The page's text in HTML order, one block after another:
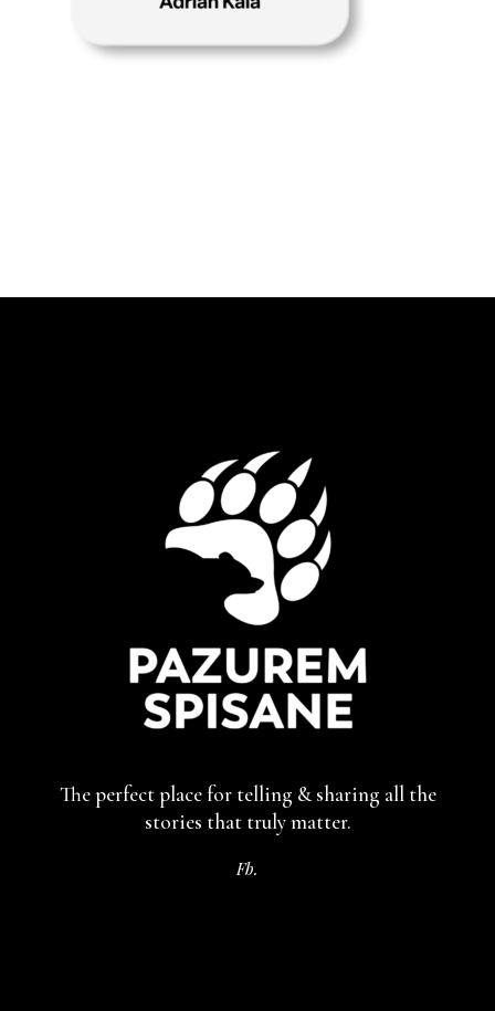
The perfect place for telling & sharing all the
stories that truly matter.
Fb.